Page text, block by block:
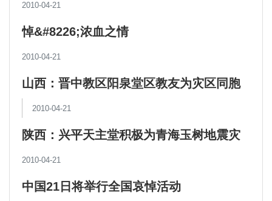
2010-04-21
悼&#8226;浓血之情
2010-04-21
山西：晋中教区阳泉堂区教友为灾区同胞
奉献爱心
2010-04-21
陕西：兴平天主堂积极为青海玉树地震灾
2010-04-21
中国21日将举行全国哀悼活动